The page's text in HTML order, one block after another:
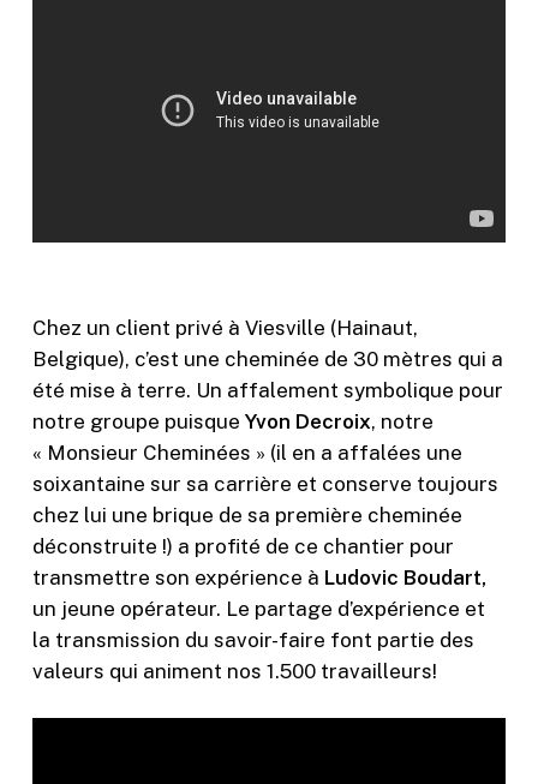
Chez un client privé à Viesville (Hainaut,
Belgique), c’est une cheminée de 30 mètres qui a
été mise à terre. Un affalement symbolique pour
notre groupe puisque Yvon Decroix, notre
« Monsieur Cheminées » (il en a affalées une
soixantaine sur sa carrière et conserve toujours
chez lui une brique de sa première cheminée
déconstruite !) a profité de ce chantier pour
transmettre son expérience à Ludovic Boudart,
un jeune opérateur. Le partage d’expérience et
la transmission du savoir-faire font partie des
valeurs qui animent nos 1.500 travailleurs!